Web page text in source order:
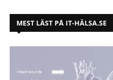
MEST LÄST PÅ IT-HÄLSA.SE